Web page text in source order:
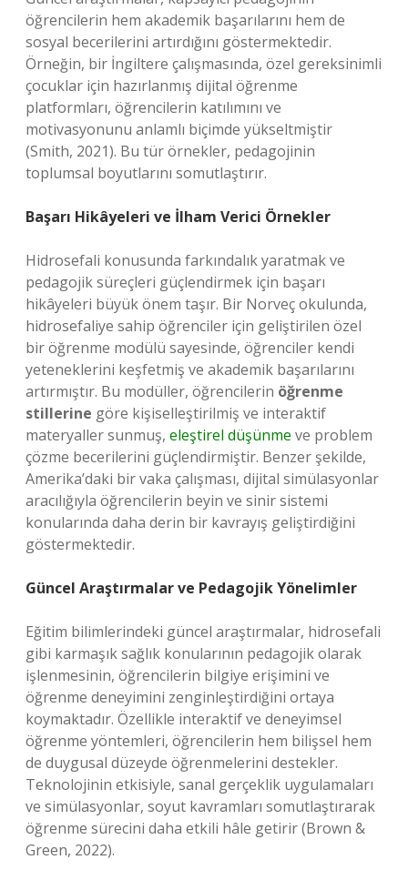
öğrencilerin hem akademik başarılarını hem de
sosyal becerilerini artırdığını göstermektedir.
Örneğin, bir İngiltere çalışmasında, özel gereksinimli
çocuklar için hazırlanmış dijital öğrenme
platformları, öğrencilerin katılımını ve
motivasyonunu anlamlı biçimde yükseltmiştir
(Smith, 2021). Bu tür örnekler, pedagojinin
toplumsal boyutlarını somutlaştırır.
Başarı Hikâyeleri ve İlham Verici Örnekler
Hidrosefali konusunda farkındalık yaratmak ve
pedagojik süreçleri güçlendirmek için başarı
hikâyeleri büyük önem taşır. Bir Norveç okulunda,
hidrosefaliye sahip öğrenciler için geliştirilen özel
bir öğrenme modülü sayesinde, öğrenciler kendi
yeteneklerini keşfetmiş ve akademik başarılarını
artırmıştır. Bu modüller, öğrencilerin öğrenme
stillerine göre kişiselleştirilmiş ve interaktif
materyaller sunmuş, eleştirel düşünme ve problem
çözme becerilerini güçlendirmiştir. Benzer şekilde,
Amerika’daki bir vaka çalışması, dijital simülasyonlar
aracılığıyla öğrencilerin beyin ve sinir sistemi
konularında daha derin bir kavrayış geliştirdiğini
göstermektedir.
Güncel Araştırmalar ve Pedagojik Yönelimler
Eğitim bilimlerindeki güncel araştırmalar, hidrosefali
gibi karmaşık sağlık konularının pedagojik olarak
işlenmesinin, öğrencilerin bilgiye erişimini ve
öğrenme deneyimini zenginleştirdiğini ortaya
koymaktadır. Özellikle interaktif ve deneyimsel
öğrenme yöntemleri, öğrencilerin hem bilişsel hem
de duygusal düzeyde öğrenmelerini destekler.
Teknolojinin etkisiyle, sanal gerçeklik uygulamaları
ve simülasyonlar, soyut kavramları somutlaştırarak
öğrenme sürecini daha etkili hâle getirir (Brown &
Green, 2022).